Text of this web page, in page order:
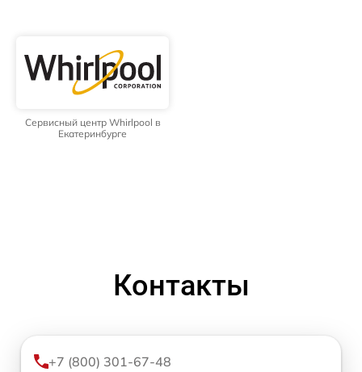
Сервисный центр Whirlpool в
Екатеринбурге
Контакты
+7 (800) 301-67-48